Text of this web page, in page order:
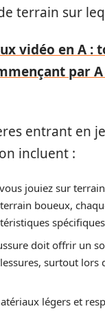
terrain sur
vidéo en A :
par A
entrant en
incluent :
jouiez sur
boueux,
doit offrir un
surtout lors
légers et